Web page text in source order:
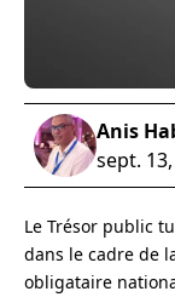
Anis
sept.
Le Trésor public
dans le cadre de
obligataire